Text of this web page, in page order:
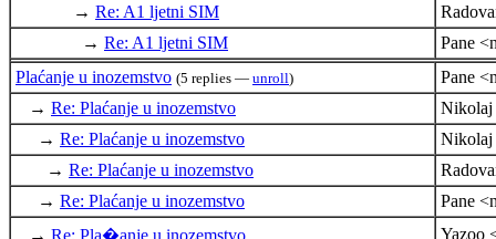
→ Re: A1 ljetni SIM
→ Re: A1 ljetni SIM
Pane
Plaćanje u inozemstvo (5 replies — unroll)
Pane
→ Re: Plaćanje u inozemstvo
Nikolaj
→ Re: Plaćanje u inozemstvo
Nikolaj
→ Re: Plaćanje u inozemstvo
→ Re: Plaćanje u inozemstvo
Pane
→ Re: Pla�anje u inozemstvo
Yazoo